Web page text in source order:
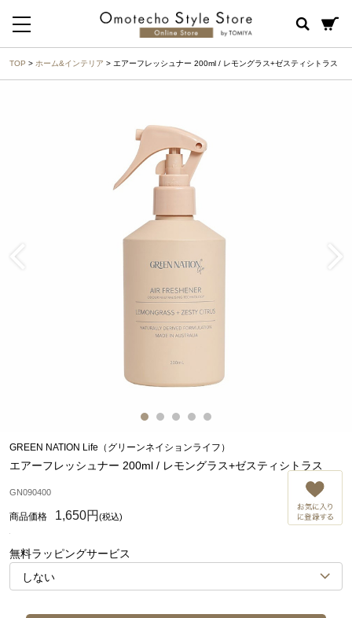
TOP > ホーム&インテリア > エアーフレッシュナー 200ml / レモングラス+ゼスティシトラス
GREEN NATION Life（グリーンネイションライフ）
エアーフレッシュナー 200ml / レモングラス+ゼスティシトラス
GN090400
1,650円 (税込)
無料ラッピングサービス